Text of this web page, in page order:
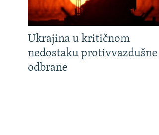
Ukrajina u kritičnom
nedostaku protivvazdušne
odbrane